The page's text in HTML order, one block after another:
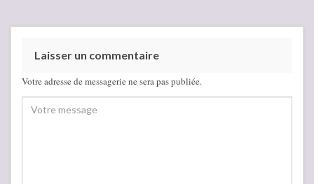
Laisser un commentaire
Votre adresse de messagerie ne sera pas publiée.